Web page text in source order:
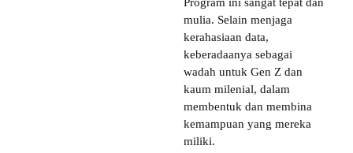
mulia. Selain menjaga
kerahasiaan data,
keberadaanya sebagai
wadah untuk Gen Z dan
kaum milenial, dalam
membentuk dan membina
kemampuan yang mereka
miliki.